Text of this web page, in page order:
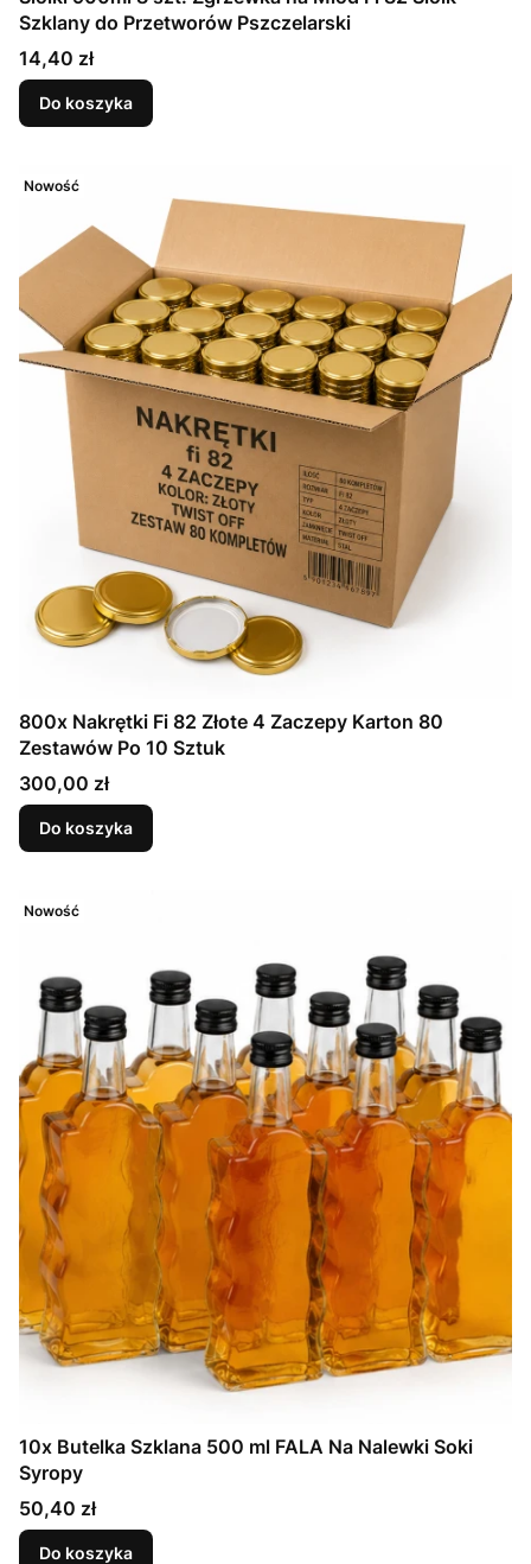
Szklany do Przetworów Pszczelarski
Cena
14,40 zł
Do koszyka
Nowość
800x Nakrętki Fi 82 Złote 4 Zaczepy Karton 80
Zestawów Po 10 Sztuk
Cena
300,00 zł
Do koszyka
Nowość
10x Butelka Szklana 500 ml FALA Na Nalewki Soki
Syropy
Cena
50,40 zł
Do koszyka